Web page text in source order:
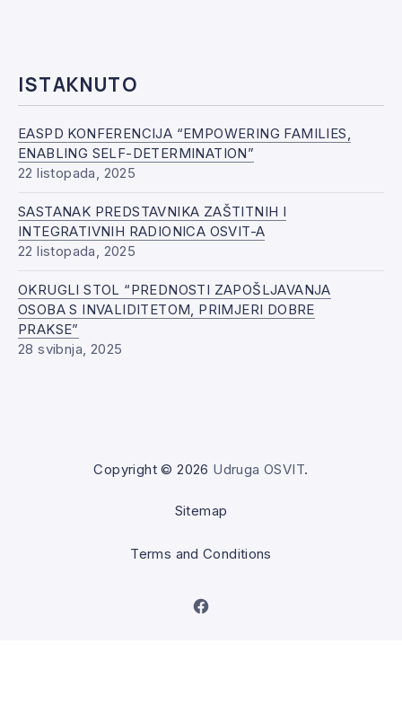
ISTAKNUTO
EASPD KONFERENCIJA “EMPOWERING FAMILIES,
ENABLING SELF-DETERMINATION”
22 listopada, 2025
SASTANAK PREDSTAVNIKA ZAŠTITNIH I
INTEGRATIVNIH RADIONICA OSVIT-A
22 listopada, 2025
OKRUGLI STOL “PREDNOSTI ZAPOŠLJAVANJA
OSOBA S INVALIDITETOM, PRIMJERI DOBRE
PRAKSE”
28 svibnja, 2025
Copyright © 2026 Udruga OSVIT.
Sitemap
Terms and Conditions
New Window